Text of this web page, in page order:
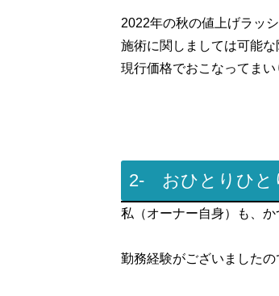
2022年の秋の値上げラッ
施術に関しましては可能な
現行価格でおこなってまい
2- おひとりひと
私（オーナー自身）も、
勤務経験がございましたの